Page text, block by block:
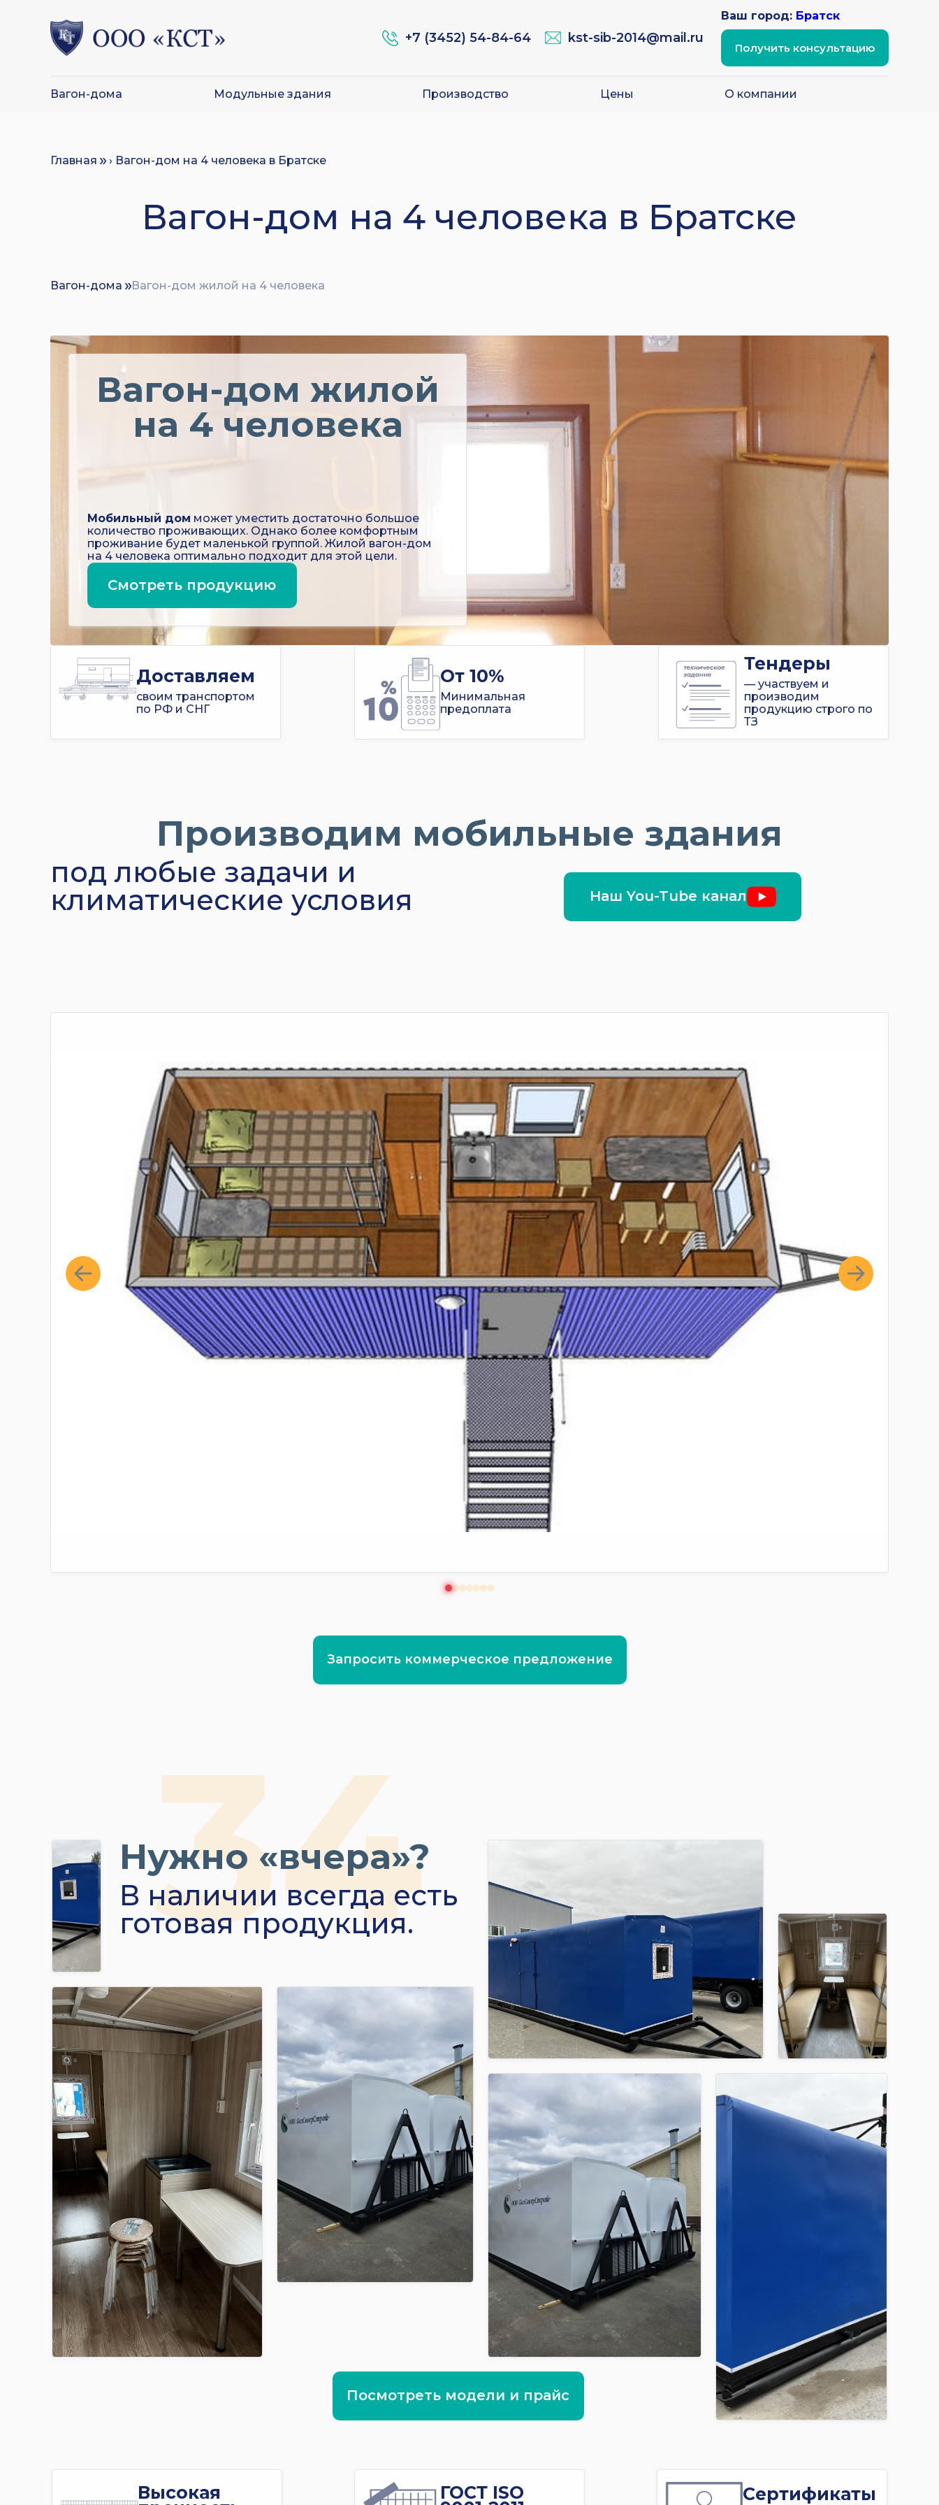
+7 (3452) 54-84-64 kst-sib-2014@mail.ru
Ваш город: Братск
Получить консультацию
Вагон-дома Модульные здания Производство Цены О компании
Главная › Вагон-дом на 4 человека в Братске
Вагон-дом на 4 человека в Братске
Вагон-дома Вагон-дом жилой на 4 человека
Вагон-дом жилой
на 4 человека
Мобильный дом может уместить достаточно большое
количество проживающих. Однако более комфортным
проживание будет маленькой группой. Жилой вагон-дом
на 4 человека оптимально подходит для этой цели.
Смотреть продукцию
Доставляем
своим транспортом
по РФ и СНГ
От 10%
Минимальная
предоплата
Тендеры
— участвуем и
производим
продукцию строго по
ТЗ
Производим мобильные здания
под любые задачи и
климатические условия
Наш You-Tube канал
Запросить коммерческое предложение
Нужно «вчера»?
В наличии всегда есть
готовая продукция.
Посмотреть модели и прайс
Высокая ГОСТ ISO Сертификаты